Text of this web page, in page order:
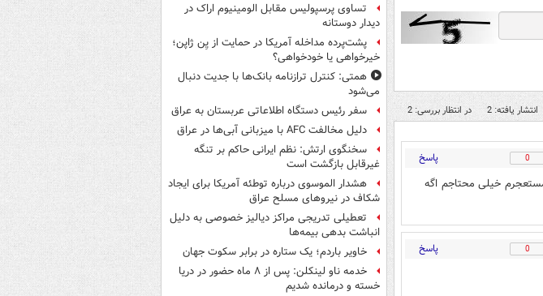
انتشار یافته: 2 در انتظار بررسی: 2
0 پاسخ
خیلی محتاجم اگه
0 پاسخ
تساوی پرسپولیس مقابل الومینیوم اراک در
دیدار دوستانه
پشت‌پرده مداخله آمریکا در حمایت از یِن ژاپن؛
خیرخواهی یا خودخواهی؟
همتی: کنترل ترازنامه بانک‌ها با جدیت دنبال
می‌شود
سفر رئیس دستگاه اطلاعاتی عربستان به عراق
دلیل مخالفت AFC با میزبانی آبی‌ها در عراق
سخنگوی ارتش: نظم ایرانی حاکم بر تنگه
غیرقابل بازگشت است
هشدار الموسوی درباره توطئه آمریکا برای ایجاد
شکاف در نیروهای مسلح عراق
تعطیلی تدریجی مراکز دیالیز خصوصی به دلیل
انباشت بدهی بیمه‌ها
خاویر باردم؛ یک ستاره در برابر سکوت جهان
خدمه ناو لینکلن: پس از ۸ ماه حضور در دریا
خسته و درمانده‌ شدیم